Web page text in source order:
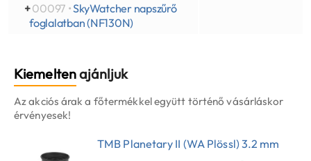
+00097 •SkyWatcher napszűrő
foglalatban (NF130N)
Kiemeltenajánljuk
Az akciós árak a főtermékkel együtt történő vásárláskor
érvényesek!
TMB Planetary II (WA Plössl) 3.2 mm